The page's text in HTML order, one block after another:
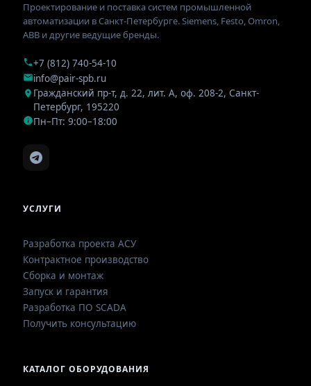
Проектирование и поставка систем промышленной
автоматизации в Санкт-Петербурге. Siemens, Festo, Omron,
ABB и другие ведущие бренды.
+7 (812) 740-54-10
info@pair-spb.ru
Гражданский пр-т, д. 22, лит. А, оф. 208-2, Санкт-
Петербург, 195220
Пн–Пт: 9:00–18:00
УСЛУГИ
Разработка проекта АСУ
Контрактное производство
Сборка и монтаж
Запуск и гарантия
Разработка ПО SCADA
Получить консультацию
КАТАЛОГ ОБОРУДОВАНИЯ